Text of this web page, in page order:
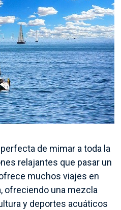
de mimar a toda la
relajantes que pasar un
muchos viajes en
ofreciendo una mezcla
y deportes acuáticos